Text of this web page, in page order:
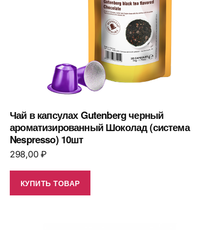
Чай в капсулах Gutenberg черный
ароматизированный Шоколад (система
Nespresso) 10шт
298,00₽
КУПИТЬ ТОВАР